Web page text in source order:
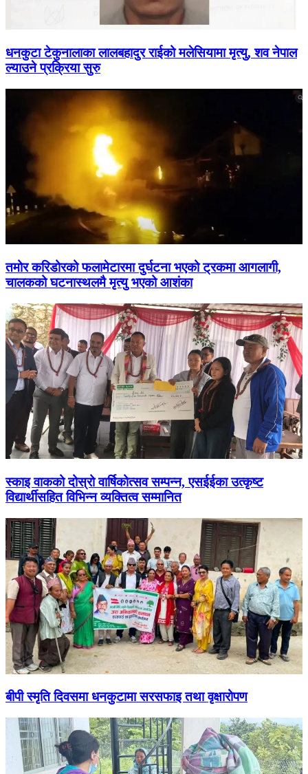
धनकुटा टेकुनालाका लालबहादुर राईको मलेसियामा मृत्यु, शव नेपाल
ल्याउने प्रक्रिया सुरु
तमोर करिडोरको फलामेटारमा दुर्घटना भएको ट्रकमा आगलागी,
चालकको घटनास्थलमै मृत्यु भएको आशंका
स्काइ वाकको दोस्रो वार्षिकोत्सव सम्पन्न, एसईईका उत्कृष्ट
विद्यार्थीसहित विभिन्न व्यक्तित्व सम्मानित
बीपी स्मृति दिवसमा धनकुटामा सरसफाइ तथा वृक्षारोपण